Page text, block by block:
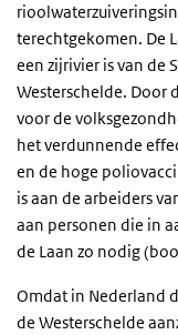
terechtgekomen. De
een zijrivier is van de
Westerschelde. Door
voor de
het verdunnende
en de hoge
is aan de arbeiders
aan personen die in
de Laan zo nodig
Omdat in Nederland
de Westerschelde